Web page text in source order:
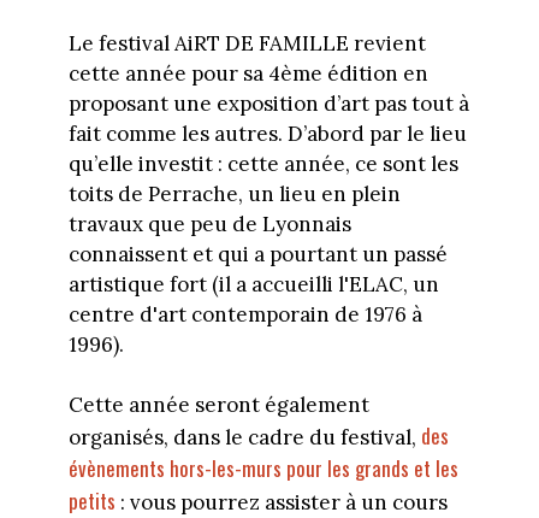
Le festival AiRT DE FAMILLE revient
cette année pour sa 4ème édition en
proposant une exposition d’art pas tout à
fait comme les autres. D’abord par le lieu
qu’elle investit : cette année, ce sont les
toits de Perrache, un lieu en plein
travaux que peu de Lyonnais
connaissent et qui a pourtant un passé
artistique fort (il a accueilli l'ELAC, un
centre d'art contemporain de 1976 à
1996).
Cette année seront également
organisés, dans le cadre du festival, des
évènements hors-les-murs pour les grands et les
petits : vous pourrez assister à un cours